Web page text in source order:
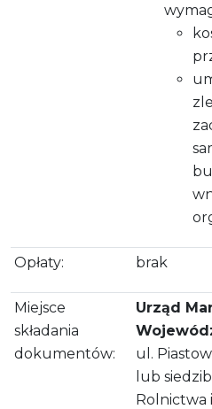
Opłaty: brak
Miejsce
składania
dokumentów:
Urząd
ul.
lub
Rolnictwa